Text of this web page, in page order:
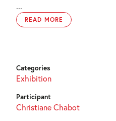
...
READ MORE
Categories
Exhibition
Participant
Christiane Chabot